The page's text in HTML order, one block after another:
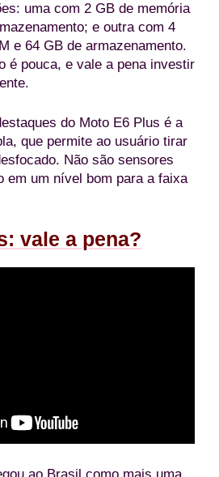
uma com 2 GB de memória
e outra com 4
e 64 GB de armazenamento.
é pouca, e vale a pena investir
do Moto E6 Plus é a
que permite ao usuário tirar
Não são sensores
em um nível bom para a faixa
vale a pena?